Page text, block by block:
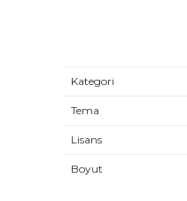
Kategori
Tema
Lisans
Boyut